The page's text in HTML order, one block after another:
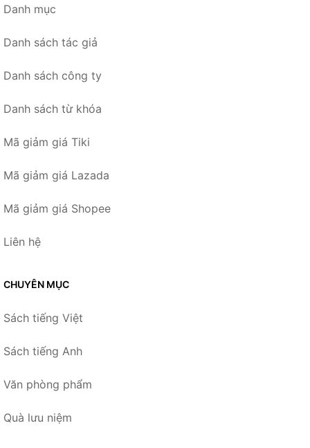
Danh mục
Danh sách tác giả
Danh sách công ty
Danh sách từ khóa
Mã giảm giá Tiki
Mã giảm giá Lazada
Mã giảm giá Shopee
Liên hệ
CHUYÊN MỤC
Sách tiếng Việt
Sách tiếng Anh
Văn phòng phẩm
Quà lưu niệm